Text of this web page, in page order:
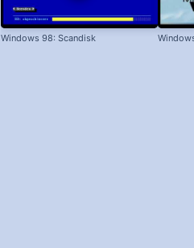
Windows 98: Scandisk